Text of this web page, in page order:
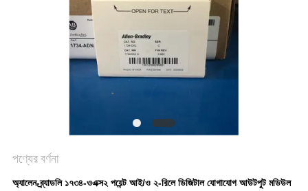
পণ্যের বর্ণনা
অ্যালেন-ব্র্যাডলি ১৭৩৪-ওএক্স২ পয়েন্ট আই/ও ২-রিলে ডিজিটাল যোগাযোগ আউটপুট মডিউল